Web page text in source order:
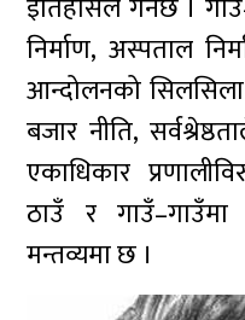
इतिहासले गर्नेछ ।
निर्माण, अस्पताल
आन्दोलनको
बजार नीति,
एकाधिकार
ठाउँ र
मन्तव्यमा छ ।